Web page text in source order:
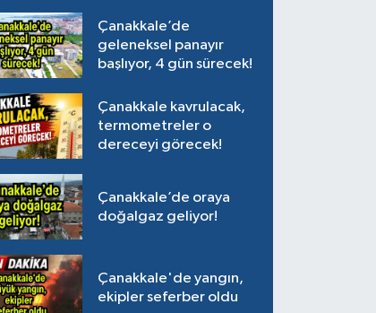
Çanakkale’de
geleneksel panayır
başlıyor, 4 gün sürecek!
Çanakkale kavrulacak,
termometreler o
dereceyi görecek!
Çanakkale’de oraya
doğalgaz geliyor!
Çanakkale'de yangın,
ekipler seferber oldu